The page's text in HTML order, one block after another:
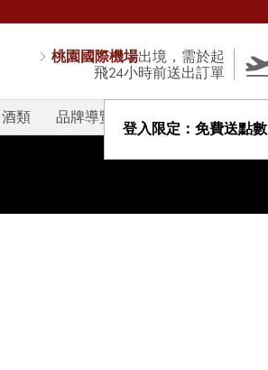
桃園國際機場出境，需於起
飛24小時前送出訂單
登入限定：免費送點數
酒類 品牌導覽 V-STORY